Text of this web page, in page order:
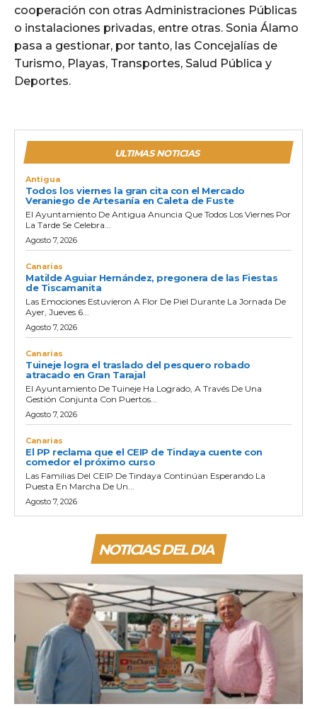
cooperación con otras Administraciones Públicas
o instalaciones privadas, entre otras. Sonia Álamo
pasa a gestionar, por tanto, las Concejalías de
Turismo, Playas, Transportes, Salud Pública y
Deportes.
ULTIMAS NOTICIAS
Antigua
Todos los viernes la gran cita con el Mercado
Veraniego de Artesanía en Caleta de Fuste
El Ayuntamiento De Antigua Anuncia Que Todos Los Viernes Por
La Tarde Se Celebra...
Agosto 7, 2026
Canarias
Matilde Aguiar Hernández, pregonera de las Fiestas
de Tiscamanita
Las Emociones Estuvieron A Flor De Piel Durante La Jornada De
Ayer, Jueves 6...
Agosto 7, 2026
Canarias
Tuineje logra el traslado del pesquero robado
atracado en Gran Tarajal
El Ayuntamiento De Tuineje Ha Logrado, A Través De Una
Gestión Conjunta Con Puertos...
Agosto 7, 2026
Canarias
El PP reclama que el CEIP de Tindaya cuente con
comedor el próximo curso
Las Familias Del CEIP De Tindaya Continúan Esperando La
Puesta En Marcha De Un...
Agosto 7, 2026
NOTICIAS DEL DIA